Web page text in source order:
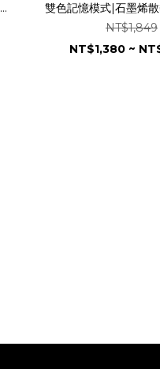
雙色記憶模式|石墨烯散
｜1860芯片｜一體化
NT$1,849
NT$1,380 ~